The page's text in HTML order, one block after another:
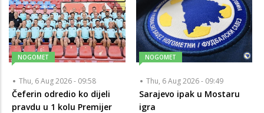
NOGOMET
Thu, 6 Aug 2026 - 09:58
Čeferin odredio ko dijeli
pravdu u 1 kolu Premijer
NOGOMET
Thu, 6 Aug 2026 - 09:49
Sarajevo ipak u Mostaru
igra